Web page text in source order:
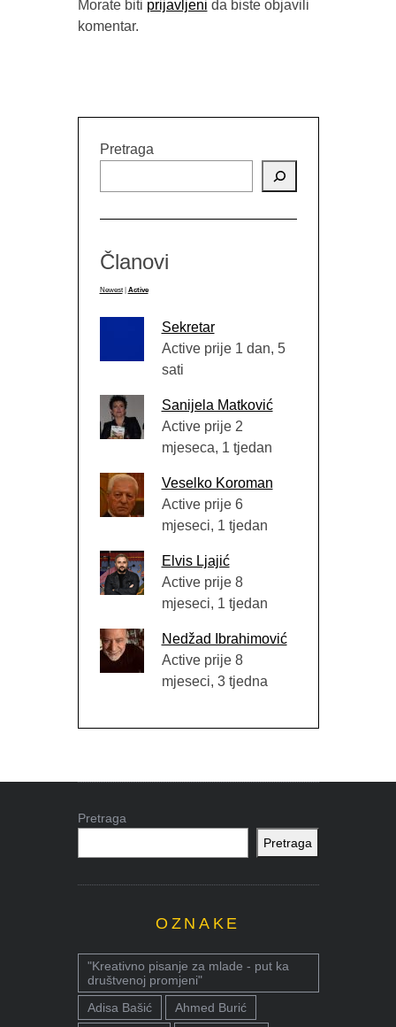
Morate biti prijavljeni da biste objavili
komentar.
Pretraga
Članovi
Newest Active
Sekretar
Active prije 1 dan, 5
sati
Sanijela Matković
Active prije 2
mjeseca, 1 tjedan
Veselko Koroman
Active prije 6
mjeseci, 1 tjedan
Elvis Ljajić
Active prije 8
mjeseci, 1 tjedan
Nedžad Ibrahimović
Active prije 8
mjeseci, 3 tjedna
Pretraga
Pretraga
OZNAKE
"Kreativno pisanje za mlade - put ka
društvenoj promjeni"
Adisa Bašić
Ahmed Burić